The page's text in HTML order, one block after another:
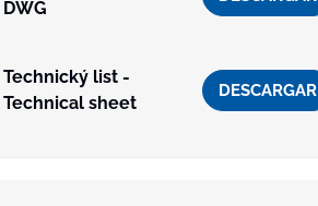
DWG
Technický list -
Technical sheet
DESCARGAR